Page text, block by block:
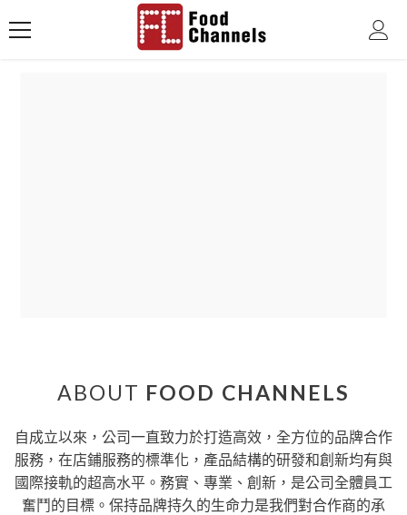
ABOUT FOOD CHANNELS
自成立以來，公司一直致力於打造高效，全方位的品牌合作
服務，在店鋪服務的標準化，產品結構的研發和創新均有與
國際接軌的超高水平。務實、專業、創新，是公司全體員工
奮鬥的目標。保持品牌持久的生命力是我們對合作商的承